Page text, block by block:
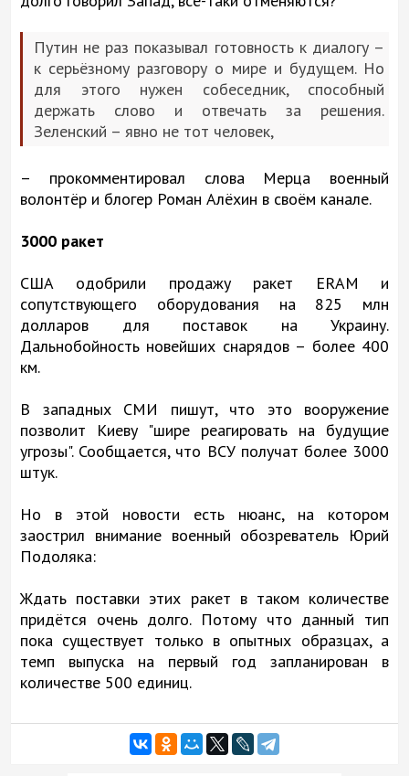
Путин не раз показывал готовность к диалогу –
к серьёзному разговору о мире и будущем. Но
для этого нужен собеседник, способный
держать слово и отвечать за решения.
Зеленский – явно не тот человек,
– прокомментировал слова Мерца военный
волонтёр и блогер Роман Алёхин в своём канале.
3000 ракет
США одобрили продажу ракет ERAM и
сопутствующего оборудования на 825 млн
долларов для поставок на Украину.
Дальнобойность новейших снарядов – более 400
км.
В западных СМИ пишут, что это вооружение
позволит Киеву "шире реагировать на будущие
угрозы". Сообщается, что ВСУ получат более 3000
штук.
Но в этой новости есть нюанс, на котором
заострил внимание военный обозреватель Юрий
Подоляка:
Ждать поставки этих ракет в таком количестве
придётся очень долго. Потому что данный тип
пока существует только в опытных образцах, а
темп выпуска на первый год запланирован в
количестве 500 единиц.